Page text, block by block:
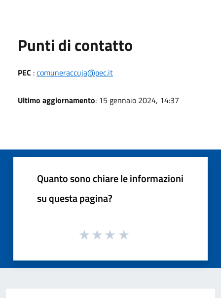
Punti di contatto
PEC :comuneraccuja@pec.it
Ultimo aggiornamento: 15 gennaio 2024, 14:37
Quanto sono chiare le informazioni
su questa pagina?